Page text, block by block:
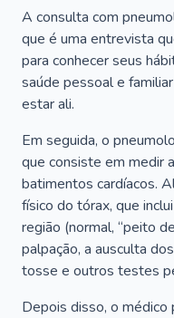
A consulta com
que é uma entrevista
para conhecer seus
saúde pessoal e
estar ali.
Em seguida, o
que consiste em medir
batimentos cardíacos.
físico do tórax, que
região (normal, “peito
palpação, a ausculta
tosse e outros testes
Depois disso, o